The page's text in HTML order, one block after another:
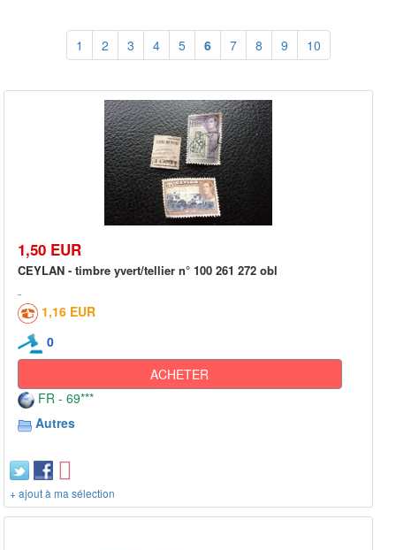
1 2 3 4 5 6 7 8 9 10
1,50 EUR
CEYLAN - timbre yvert/tellier n° 100 261 272 obl
1,16 EUR
0
ACHETER
FR - 69***
Autres
+ ajout à ma sélection